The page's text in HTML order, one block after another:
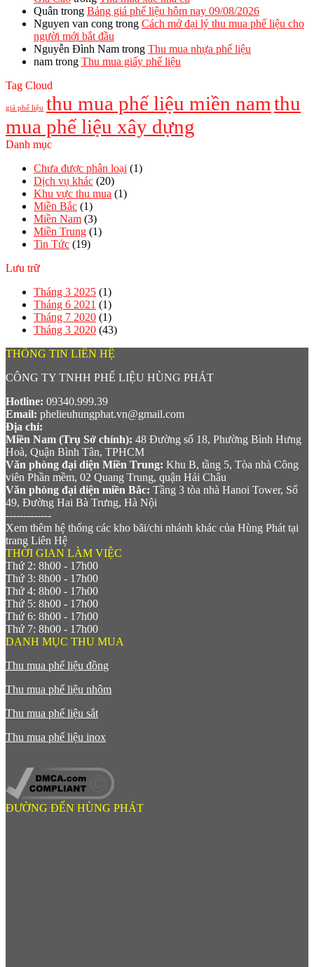
Quân trong Bảng giá phế liệu hôm nay 09/08/2026
Nguyen van cong trong Cách mở đại lý thu mua phế liệu cho
người mới bắt đầu
Nguyễn Đình Nam trong Thu mua nhựa phế liệu
nam trong Thu mua giấy phế liệu
Tag Cloud
giá phế liệu thu mua phế liệu miền namthu
mua phế liệu xây dựng
Danh mục
Chưa được phân loại (1)
Dịch vụ khác (20)
Khu vực thu mua (1)
Miền Bắc (1)
Miền Nam (3)
Miền Trung (1)
Tin Tức (19)
Lưu trữ
Tháng 3 2025 (1)
Tháng 6 2021 (1)
Tháng 7 2020 (1)
Tháng 3 2020 (43)
THÔNG TIN LIÊN HỆ
CÔNG TY TNHH PHẾ LIỆU HÙNG PHÁT
Hotline: 09340.999.39
Email: phelieuhungphat.vn@gmail.com
Địa chỉ:
Miền Nam (Trụ Sở chính): 48 Đường số 18, Phường Bình Hưng
Hoà, Quận Bình Tân, TPHCM
Văn phòng đại diện Miền Trung: Khu B, tầng 5, Tòa nhà Công
viên Phần mềm, 02 Quang Trung, quận Hải Châu
Văn phòng đại diện miền Bắc: Tầng 3 tòa nhà Hanoi Tower, Số
49, Đường Hai Bà Trưng, Hà Nội
-------------
Xem thêm hệ thống các kho bãi/chi nhánh khác của Hùng Phát tại
trang Liên Hệ
THỜI GIAN LÀM VIỆC
Thứ 2: 8h00 - 17h00
Thứ 3: 8h00 - 17h00
Thứ 4: 8h00 - 17h00
Thứ 5: 8h00 - 17h00
Thứ 6: 8h00 - 17h00
Thứ 7: 8h00 - 17h00
DANH MỤC THU MUA
Thu mua phế liệu đồng
Thu mua phế liệu nhôm
Thu mua phế liệu sắt
Thu mua phế liệu inox
ĐƯỜNG ĐẾN HÙNG PHÁT